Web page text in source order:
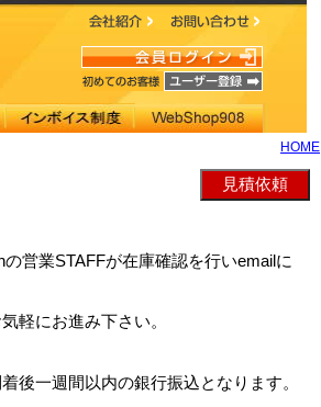
HOME
営業STAFFが在庫確認を行いemailに
軽にお進み下さい。
後一週間以内の銀行振込となります。